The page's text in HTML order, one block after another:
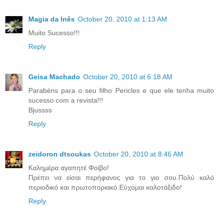
Magia da Inês October 20, 2010 at 1:13 AM
Muito Sucesso!!!
Reply
Geisa Machado October 20, 2010 at 6:18 AM
Parabéns para o seu filho Pericles e que ele tenha muito
sucesso com a revista!!!
Bjussss
Reply
zeidoron dtsoukas October 20, 2010 at 8:46 AM
Καλημέρα αγαπητέ Φοίβο!
Πρέπει να είσαι περήφανος για το γιο σου.Πολύ καλό
περιοδικό και πρωτοποριακό.Εύχομαι καλοτάξιδο!
Reply